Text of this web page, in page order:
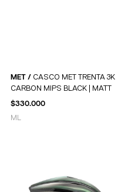
MET / CASCO MET TRENTA 3K
CARBON MIPS BLACK | MATT
$330.000
M L